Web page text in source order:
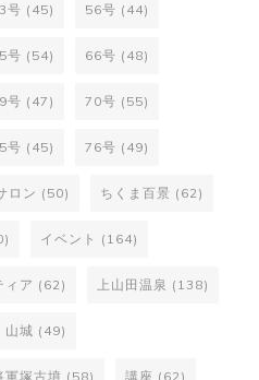
号 (45) 56号 (44)
号 (54) 66号 (48)
号 (47) 70号 (55)
号 (45) 76号 (49)
ロン (50) ちくま百景 (62)
イベント (164)
ィア (62) 上山田温泉 (138)
山城 (49)
軍塚古墳 (58) 講座 (62)